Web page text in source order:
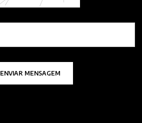
ENVIAR MENSAGEM